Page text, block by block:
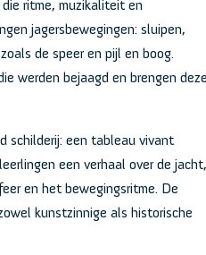
ritme, muzikaliteit en
jagersbewegingen: sluipen,
de speer en pijl en boog.
werden bejaagd en brengen deze
schilderij: een tableau vivant
een verhaal over de jacht,
en het bewegingsritme. De
kunstzinnige als historische